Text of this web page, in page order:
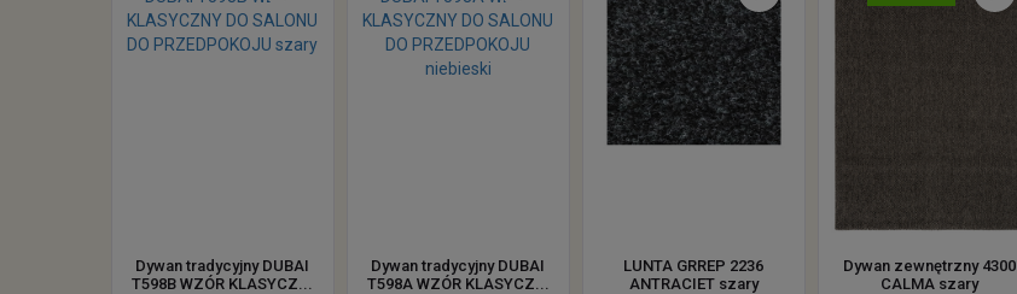
Dywan tradycyjny DUBAI
T598B WZÓR KLASYCZ...
Dywan tradycyjny DUBAI
T598A WZÓR KLASYCZ...
LUNTA GRREP 2236
ANTRACIET szary
Dywan zewnętrzny 4300
CALMA szary